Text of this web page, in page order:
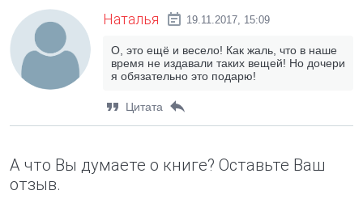
Наталья 19.11.2017, 15:09
О, это ещё и весело! Как жаль, что в наше
время не издавали таких вещей! Но дочери
я обязательно это подарю!
Цитата
А что Вы думаете о книге? Оставьте Ваш
отзыв.